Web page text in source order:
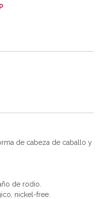
de cabeza de caballo y
de rodio.
nickel-free.